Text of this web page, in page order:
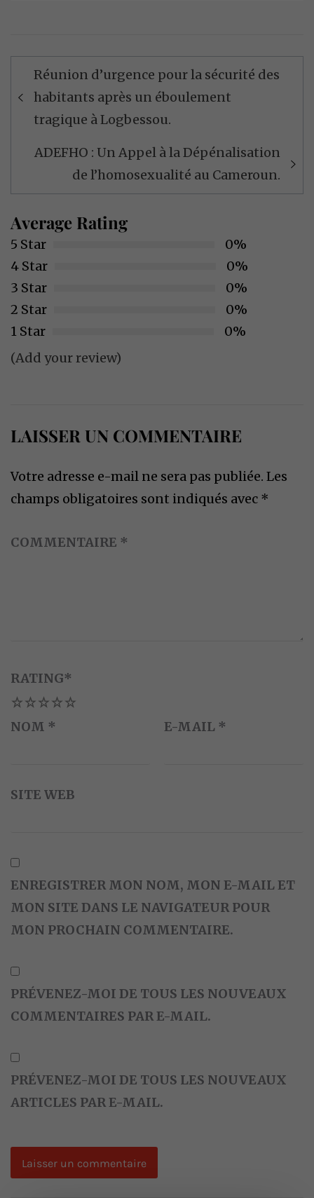
Navigation
de
l’article
Réunion d’urgence pour la sécurité des
habitants après un éboulement
tragique à Logbessou.
ADEFHO : Un Appel à la Dépénalisation
de l’homosexualité au Cameroun.
Average Rating
5 Star
0%
4 Star
0%
3 Star
0%
2 Star
0%
1 Star
0%
(Add your review)
LAISSER UN COMMENTAIRE
Votre adresse e-mail ne sera pas publiée. Les
champs obligatoires sont indiqués avec *
COMMENTAIRE *
RATING*
5
4
3
2
NOM * E-MAIL *
SITE WEB
ENREGISTRER MON NOM, MON E-MAIL ET
MON SITE DANS LE NAVIGATEUR POUR
MON PROCHAIN COMMENTAIRE.
PRÉVENEZ-MOI DE TOUS LES NOUVEAUX
COMMENTAIRES PAR E-MAIL.
PRÉVENEZ-MOI DE TOUS LES NOUVEAUX
ARTICLES PAR E-MAIL.